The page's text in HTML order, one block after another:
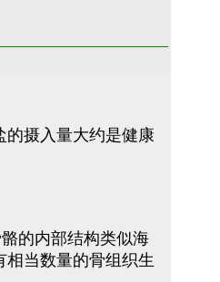
摄入量大约是健康
的内部结构类似海
当数量的骨组织生